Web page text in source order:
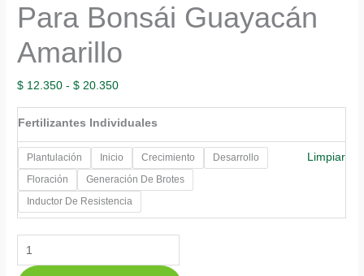
Para Bonsái Guayacán
Amarillo
$ 12.350 - $ 20.350Rango
de
precios:
desde
$ 12.350
hasta
$ 20.350
Fertilizantes Individuales
Plantulación Inicio Crecimiento
Desarrollo
Floración
Generación De Brotes
Inductor De Resistencia
Limpiar
Fertilizantes
Individuales